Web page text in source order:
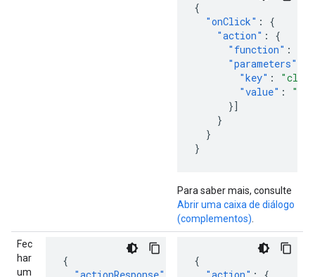
{
"onClick" :
{
"action" :
{
"function" :
"parameters"
"key" :
"value" :
}]
}
}
}
Para saber mais, consulte
Abrir uma caixa de diálogo
(complementos)
Fec
har
um
{
{